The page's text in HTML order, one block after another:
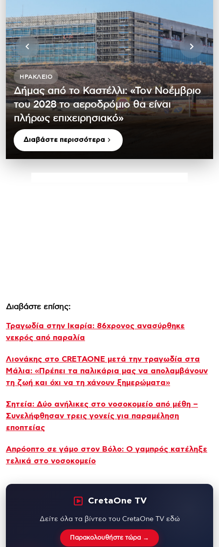
ΗΡΆΚΛΕΙΟ
Δήμας από το Καστέλλι: «Τον Νοέμβριο
του 2028 το αεροδρόμιο θα είναι
πλήρως επιχειρησιακό»
Διαβάστε περισσότερα
Διαβάστε επίσης:
Τραγωδία στην Ικαρία: 86χρονος ανασύρθηκε
νεκρός από παραλία
Λιονάκης στο CRETAONE μετά την τραγωδία στα
Μάλια: «Πρέπει τα παλικάρια μας να απολαμβάνουν
τη ζωή και όχι να τη χάνουν ξημερώματα»
Σητεία: Δύο ανήλικες στο νοσοκομείο από μέθη –
Συνελήφθησαν τρεις γονείς για παραμέληση
εποπτείας
Απρόοπτο σε γάμο στον Βόλο: Ο γαμπρός κατέληξε
τελικά στο νοσοκομείο
CretaOne TV
Δείτε όλα τα βίντεο του CretaOne TV εδώ
Παρακολουθήστε τώρα →